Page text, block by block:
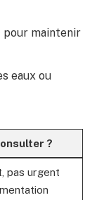
pour maintenir
eaux ou
?
pas urgent